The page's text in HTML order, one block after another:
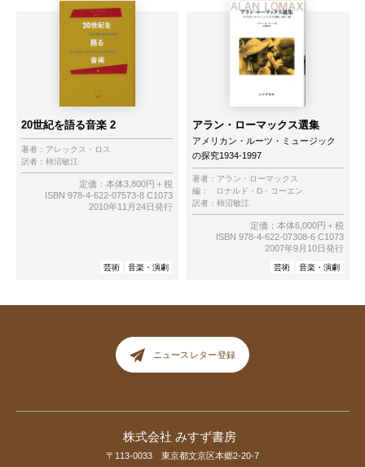
20世紀を語る音楽 2
著者： アレックス・ロス
訳者： 柿沼敏江
定価：本体3,800円＋税
ISBN 978-4-622-07573-8 C1073
2010年11月24日発行
芸術 音楽・演劇
アラン・ローマックス選集
アメリカン・ルーツ・ミュージック
の探究1934-1997
著者： アラン・ローマックス
編：
ロナルド・D・コーエン
訳者： 柿沼敏江
定価：本体6,000円＋税
ISBN 978-4-622-07308-6 C1073
2007年9月10日発行
芸術 音楽・演劇
ニュースレター登録
株式会社 みすず書房
〒113-0033 東京都文京区本郷2-20-7